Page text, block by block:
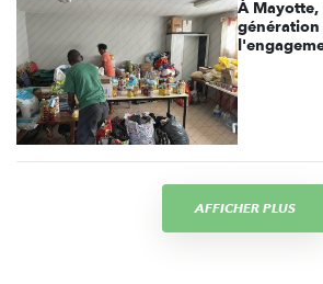
À Mayotte,
AFFICHER PLUS